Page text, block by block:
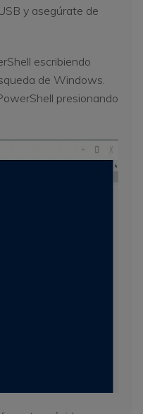
y asegúrate de
escribiendo
de Windows.
presionando